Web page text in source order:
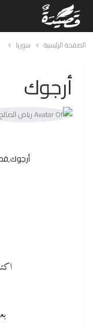
الصفحة الرئيسية سوريا
أرجوك